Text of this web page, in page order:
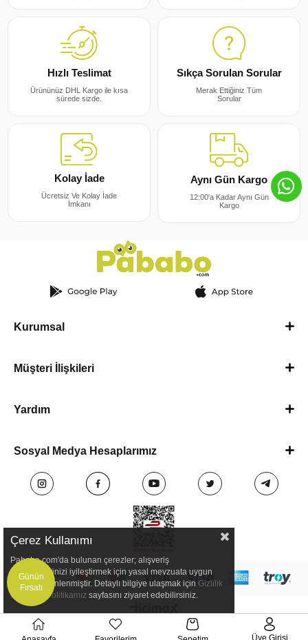
Hızlı Teslimat
Ürününüz DHL Kargo ile kısa
sürede sizde.
Sıkça Sorulan Sorular
Merak Ettiğiniz Tüm
Sorular
Kolay İade
Ücretsiz Ve Kolay İade
İmkanı
Aynı Gün Kargo
12:00'a Kadar Aynı Gün
Kargo
Kurumsal
Müşteri İlişkileri
Yardım
Sosyal Medya Hesaplarımız
Günün
Fırsatı
Çerez Kullanımı
Pababo.com'da bulunan çerezler; alışveriş
deneyimlerinizi iyileştirmek için yasal mevzuata uygun
olarak düzenlenmiştir. Detaylı bilgiye ulaşmak için Gizlilik
ve Çerez Politikamız sayfasını ziyaret edebilirsiniz.
Üye Girişi